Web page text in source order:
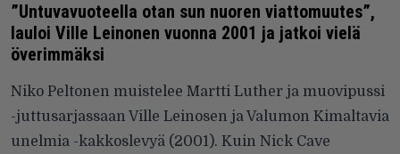
”Untuvavuoteella otan sun nuoren viattomuutes”,
lauloi Ville Leinonen vuonna 2001 ja jatkoi vielä
överimmäksi
Niko Peltonen muistelee Martti Luther ja muovipussi
-juttusarjassaan Ville Leinosen ja Valumon Kimaltavia
unelmia -kakkoslevyä (2001). Kuin Nick Cave